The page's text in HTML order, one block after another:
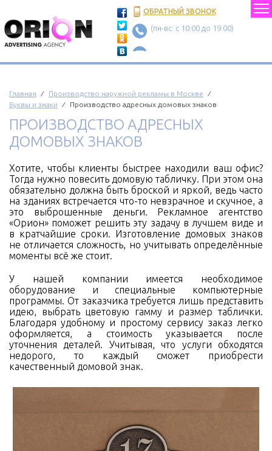
ОБРАТНЫЙ ЗВОНОК
(пн-вс: c 10:00 до 19:00)
Главная ⁄ Производство наружной рекламы в Москве ⁄
Буквы и знаки ⁄ Производство адресных домовых знаков
ПРОИЗВОДСТВО АДРЕСНЫХ
ДОМОВЫХ ЗНАКОВ
Хотите, чтобы клиенты быстрее находили ваш офис?
Тогда нужно повесить домовую табличку. При этом она
обязательно должна быть броской и яркой, ведь часто
на зданиях встречается что-то невзрачное и скучное, а
это выброшенные деньги. Рекламное агентство
«Орион» поможет решить эту задачу в лучшем виде и
в кратчайшие сроки. Изготовление домовых знаков
не отличается сложность, но учитывать определённые
моменты всё же стоит.
У нашей компании имеется необходимое
оборудование и специальные компьютерные
программы. От заказчика требуется лишь представить
идею, выбрать цветовую гамму и размер таблички.
Благодаря удобному и простому сервису заказ легко
оформляется, а стоимость указывается после
уточнения деталей. Учитывая, что услуги обходятся
недорого, то каждый сможет приобрести
качественный домовой знак.